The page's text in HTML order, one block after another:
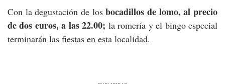
Con la degustación de losbocadillos de lomo, al precio
de dos euros, a las 22.00; la romería y el bingo especial
terminarán las fiestas en esta localidad.